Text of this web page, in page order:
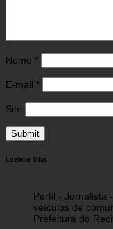
Nome *
E-mail *
Site
Luzimar Dias
Perfil - Jornalista
veículos de
Prefeitura do